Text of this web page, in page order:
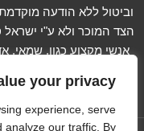
your privacy
experience, serve
analyze our traffic. By
וביטול ללא הודעה
הצד המוכר ולא ע"י ישראל
אנשי מקצוע כגון,